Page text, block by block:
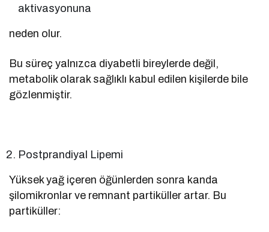
aktivasyonuna
neden olur.
Bu süreç yalnızca diyabetli bireylerde değil,
metabolik olarak sağlıklı kabul edilen kişilerde bile
gözlenmiştir.
Postprandiyal Lipemi
Yüksek yağ içeren öğünlerden sonra kanda
şilomikronlar ve remnant partiküller artar. Bu
partiküller: